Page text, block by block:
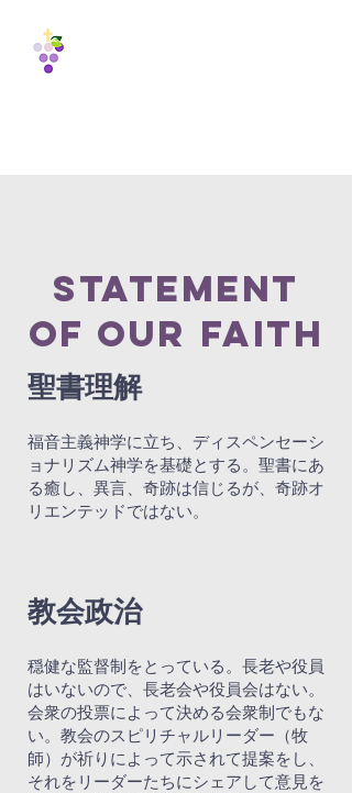
statement
of our faith
聖書理解
福音主義神学に立ち、ディスペンセーシ
ョナリズム神学を基礎とする。聖書にあ
る癒し、異言、奇跡は信じるが、奇跡オ
リエンテッドではない。
教会政治
穏健な監督制をとっている。長老や役員
はいないので、長老会や役員会はない。
会衆の投票によって決める会衆制でもな
い。教会のスピリチャルリーダー（牧
師）が祈りによって示されて提案をし、
それをリーダーたちにシェアして意見を